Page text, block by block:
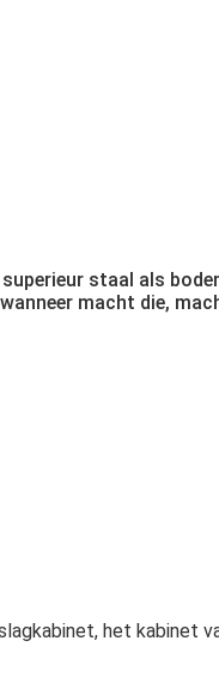
staal als
macht die,
het kabinet